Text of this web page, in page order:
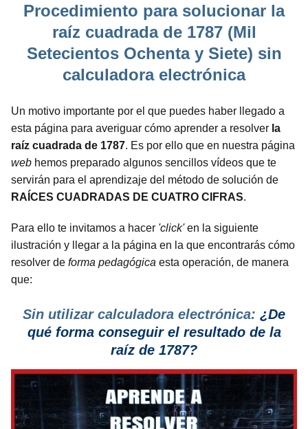
Procedimiento para solucionar la
raíz cuadrada de 1787 (Mil
Setecientos Ochenta y Siete) sin
calculadora electrónica
Un motivo importante por el que puedes haber llegado a
esta página para averiguar cómo aprender a resolver la
raíz cuadrada de 1787. Es por ello que en nuestra página
web hemos preparado algunos sencillos vídeos que te
servirán para el aprendizaje del método de solución de
RAÍCES CUADRADAS DE CUATRO CIFRAS.
Para ello te invitamos a hacer 'click'en la siguiente
ilustración y llegar a la página en la que encontrarás cómo
resolver de forma pedagógica esta operación, de manera
que:
Sin utilizar calculadora electrónica: ¿De
qué forma conseguir el resultado de la
raíz de 1787?